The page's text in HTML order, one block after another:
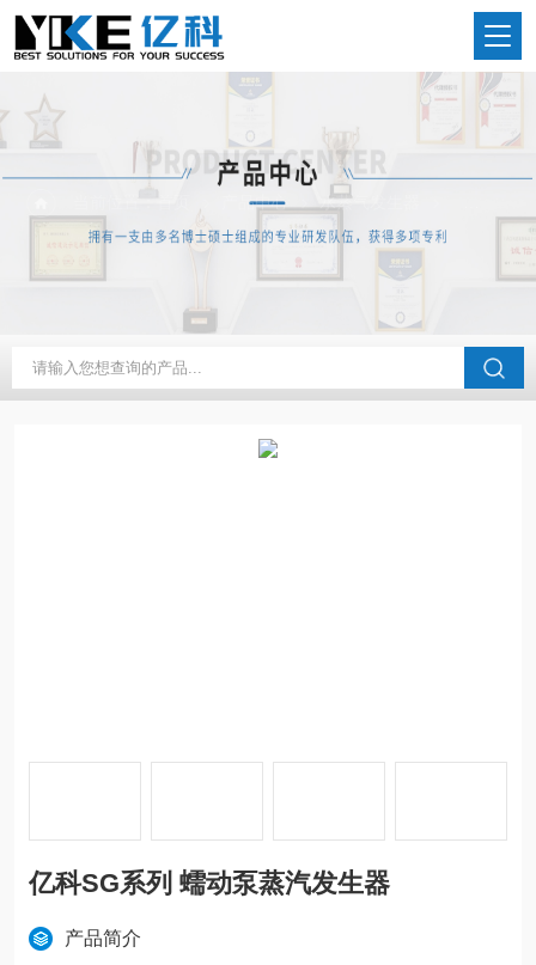
当前位置：首页 产品中心 水蒸气发生器
亿科SG系列 蠕动泵蒸汽发生器
产品简介